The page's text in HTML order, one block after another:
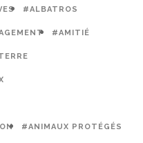
#ALBATROS
#AMITIÉ
#ANIMAUX PROTÉGÉS